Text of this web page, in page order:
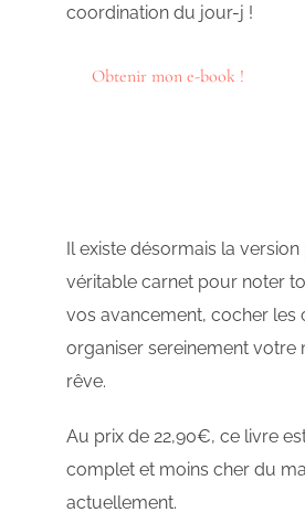
coordination du jour-j !
Obtenir mon e-book !
Il existe désormais la
véritable carnet pour noter
vos avancement, cocher les
organiser sereinement votre
rêve.
Au prix de 22,90€, ce livre
complet et moins cher du
actuellement.